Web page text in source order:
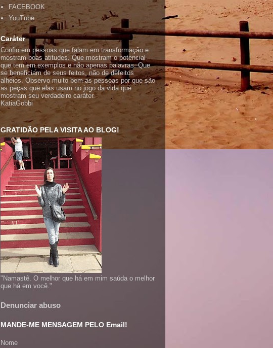
FACEBOOK
YouTube
Caráter
Confio em pessoas que falam em transformação e
mostram boas atitudes. Que mostram o potencial
que tem em exemplos e não apenas palavras. Que
se beneficiam de seus feitos, não de defeitos
alheios. Observo muito bem as pessoas por que são
as peças que elas usam no jogo da vida que
mostram seu verdadeiro caráter.
KatiaGobbi
GRATIDÃO PELA VISITA AO BLOG!
"Namastê. O melhor que há em mim saúda o melhor
que há em você."
Denunciar abuso
MANDE-ME MENSAGEM PELO Email!
Nome